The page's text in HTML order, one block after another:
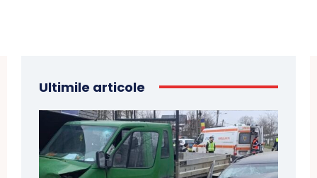
Ultimile articole